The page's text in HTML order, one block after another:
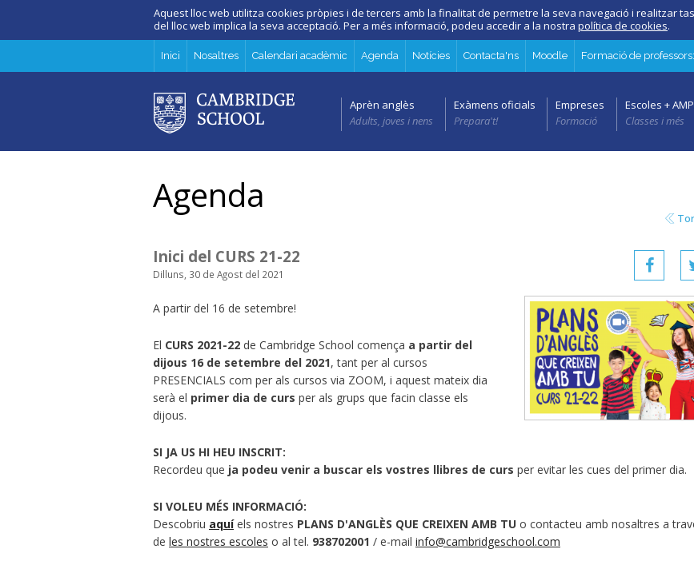
Aquest lloc web utilitza cookies pròpies i de tercers amb la finalitat de permetre la seva navegació i realitzar
del lloc web implica la seva acceptació. Per a més informació, podeu accedir a la nostra política de cookies.
Inici Nosaltres Calendari acadèmic Agenda Notícies Contacta'ns Moodle Formació de professors:
Aprèn anglès
Adults, joves i nens
Exàmens oficials
Prepara't!
Empreses
Formació
Escoles +
Classes i més
Agenda
Inici del CURS 21-22
Dilluns, 30 de Agost del 2021
A partir del 16 de setembre!
El CURS 2021-22 de Cambridge School comença a partir del
dijous 16 de setembre del 2021, tant per al cursos
PRESENCIALS com per als cursos via ZOOM, i aquest mateix dia
serà el primer dia de curs per als grups que facin classe els
dijous.
SI JA US HI HEU INSCRIT:
Recordeu que ja podeu venir a buscar els vostres llibres de curs per evitar les cues del primer dia.
SI VOLEU MÉS INFORMACIÓ:
Descobriu aquíels nostres PLANS D'ANGLÈS QUE CREIXEN AMB TU o contacteu amb nosaltres a
de les nostres escoles o al tel. 938702001 / e-mail info@cambridgeschool.com